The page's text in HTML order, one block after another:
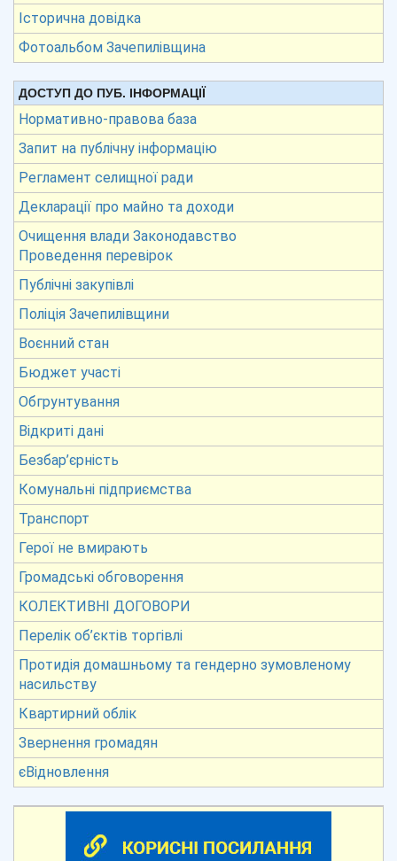
Історична довідка
Фотоальбом Зачепилівщина
ДОСТУП ДО ПУБ. ІНФОРМАЦІЇ
Нормативно-правова база
Запит на публічну інформацію
Регламент селищної ради
Декларації про майно та доходи
Очищення влади Законодавство
Проведення перевірок
Публічні закупівлі
Поліція Зачепилівщини
Воєнний стан
Бюджет участі
Обгрунтування
Відкриті дані
Безбар’єрність
Комунальні підприємства
Транспорт
Герої не вмирають
Громадські обговорення
КОЛЕКТИВНІ ДОГОВОРИ
Перелік об’єктів торгівлі
Протидія домашньому та гендерно зумовленому
насильству
Квартирний облік
Звернення громадян
єВідновлення